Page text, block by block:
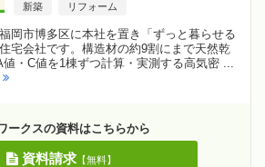
新築 リフォーム
岡市博多区に本社を置き「ずっと暮らせる
宅会社です。構造材の約9割にまで天然乾
・C値を1棟ずつ計算・実測する高気密 ...
ークスの資料はこちらから
資料請求【無料】